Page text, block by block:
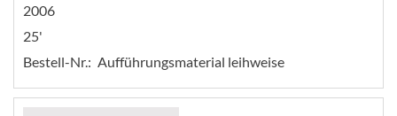
2006
25'
Bestell-Nr.: Aufführungsmaterial leihweise